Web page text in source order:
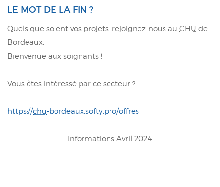
LE MOT DE LA FIN ?
Quels que soient vos projets, rejoignez-nous au CHU de
Bordeaux.
Bienvenue aux soignants !
Vous êtes intéressé par ce secteur ?
https://chu-bordeaux.softy.pro/offres
Informations Avril 2024